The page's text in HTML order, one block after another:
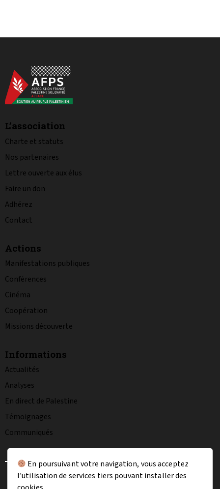
En poursuivant votre navigation, vous acceptez
l’utilisation de services tiers pouvant installer des
L’association
Charte et statuts
Nos partenaires
Lettre ouverte aux élus
Faire un don
Adhérez
Contact
Actions
Manifestations publiques
Conférences
Cinéma
Coopération
Missions découverte
Informations
Actualités
Analyses
En direct de Palestine
Témoignages
Communiqués
La charte graphiqueMentions légales